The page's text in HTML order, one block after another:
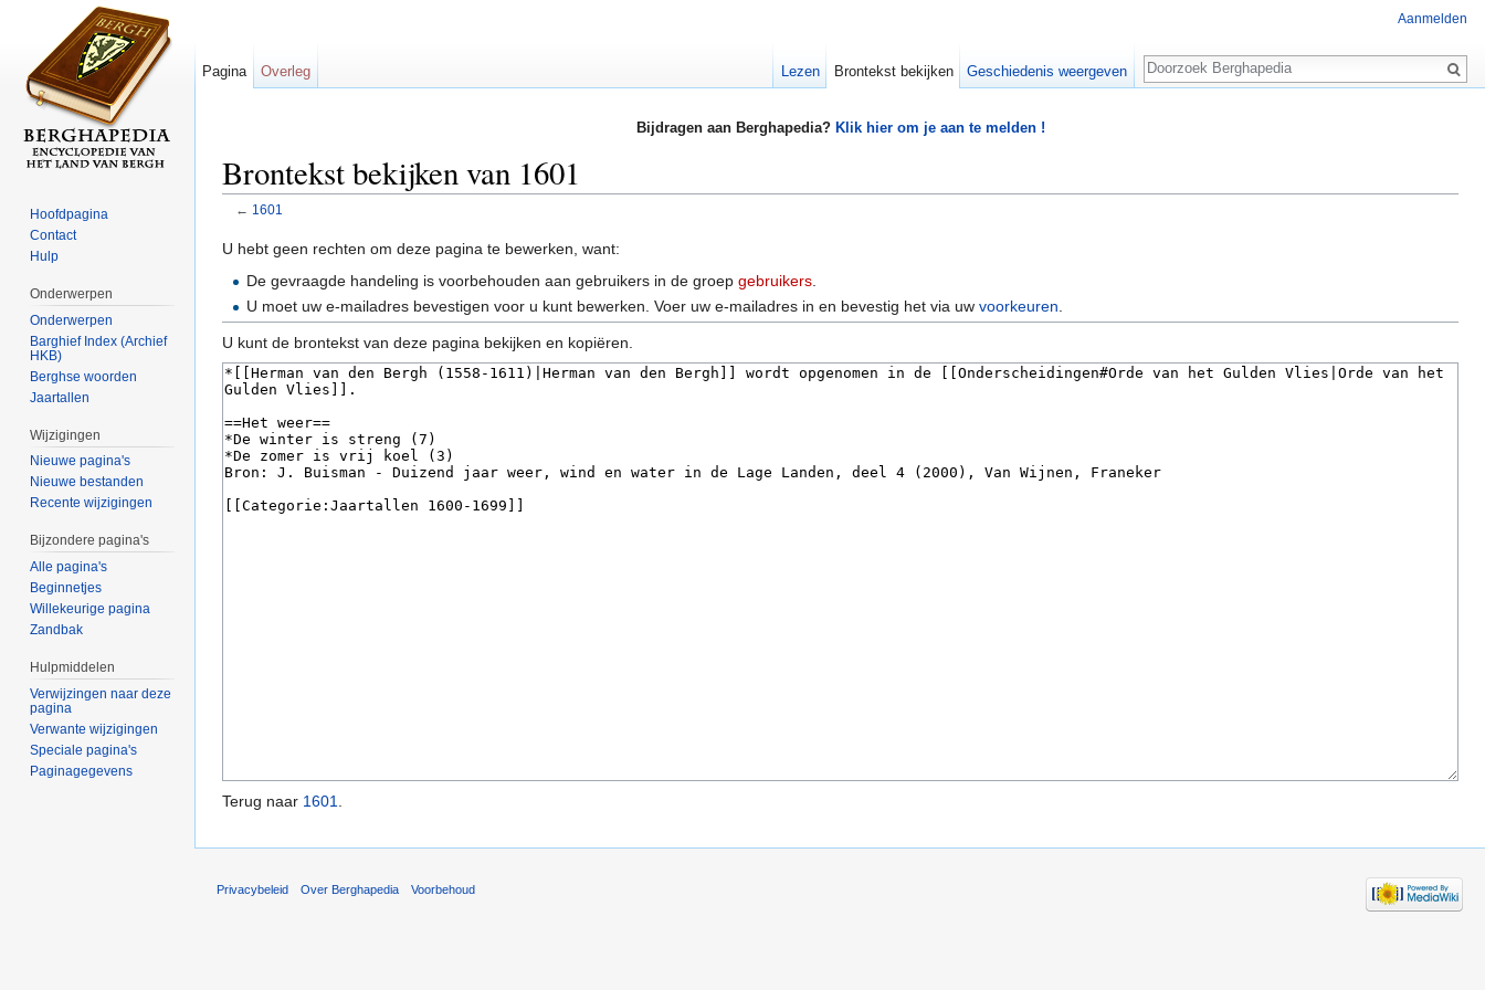
Bijdragen aan Berghapedia? Klik hier om je aan te melden !
Brontekst bekijken van 1601
← 1601
U hebt geen rechten om deze pagina te bewerken, want:
De gevraagde handeling is voorbehouden aan gebruikers in de groepgebruikers
U moet uw e-mailadres bevestigen voor u kunt bewerken. Voer uw e-mailadres in en bevestig het via uwvoorkeuren
U kunt de brontekst van deze pagina bekijken en kopiëren.
Terug naar 1601.
Aanmelden
Pagina Overleg Lezen Brontekst bekijken Geschiedenis weergeven
Zoeken
Hoofdpagina
Contact
Hulp
Onderwerpen
Onderwerpen
Barghief Index (Archief
HKB)
Berghse woorden
Jaartallen
Wijzigingen
Nieuwe pagina's
Nieuwe bestanden
Recente wijzigingen
Bijzondere pagina's
Alle pagina's
Beginnetjes
Willekeurige pagina
Zandbak
Hulpmiddelen
Verwijzingen naar deze
pagina
Verwante wijzigingen
Speciale pagina's
Paginagegevens
Privacybeleid Over Berghapedia Voorbehoud